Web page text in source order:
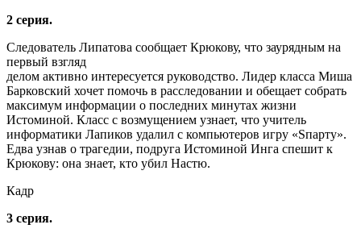
2 серия.
Следователь Липатова сообщает Крюкову, что заурядным на
первый взгляд
делом активно интересуется руководство. Лидер класса Миша
Барковский хочет помочь в расследовании и обещает собрать
максимум информации о последних минутах жизни
Истоминой. Класс с возмущением узнает, что учитель
информатики Лапиков удалил с компьютеров игру «Sпарту».
Едва узнав о трагедии, подруга Истоминой Инга спешит к
Крюкову: она знает, кто убил Настю.
Кадр
3 серия.